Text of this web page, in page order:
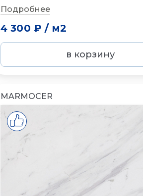
Подробнее
4 300 ₽ / м2
в корзину
MARMOCER